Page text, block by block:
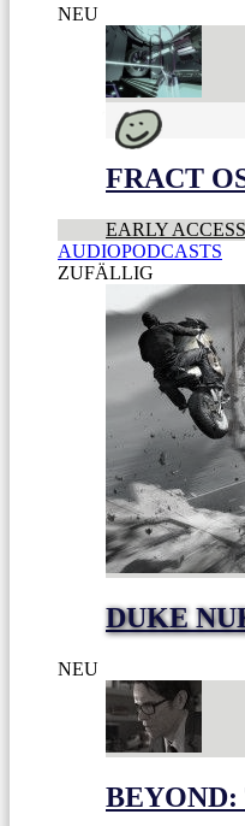
NEU
FRACT
EARLY ACCESS
AUDIOPODCASTS
ZUFÄLLIG
DUKE
NEU
BEYOND: